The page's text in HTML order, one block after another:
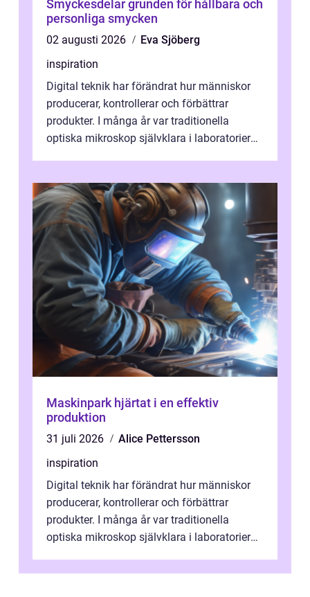
Smyckesdelar grunden för hållbara och
personliga smycken
02 augusti 2026
Eva Sjöberg
inspiration
Digital teknik har förändrat hur människor
producerar, kontrollerar och förbättrar
produkter. I många år var traditionella
optiska mikroskop självklara i laboratorier
Maskinpark hjärtat i en effektiv
produktion
31 juli 2026
Alice Pettersson
inspiration
Digital teknik har förändrat hur människor
producerar, kontrollerar och förbättrar
produkter. I många år var traditionella
optiska mikroskop självklara i laboratorier